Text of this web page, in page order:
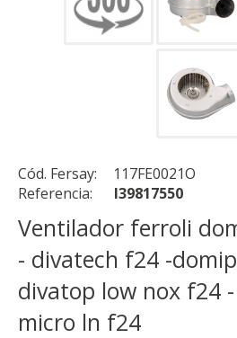
Cód. Fersay:
117FE0021O
Referencia:
I39817550
Ventilador ferroli
- divatech f24 -
divatop low nox f24
micro ln f24